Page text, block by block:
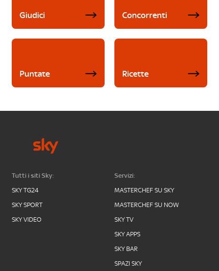
Giudici Concorrenti
Puntate Ricette
Tutti i siti Sky:
SKY TG24
SKY SPORT
SKY VIDEO
Servizi:
MASTERCHEF SU SKY
MASTERCHEF SU NOW
SKY TV
SKY APPS
SKY BAR
SPAZI SKY